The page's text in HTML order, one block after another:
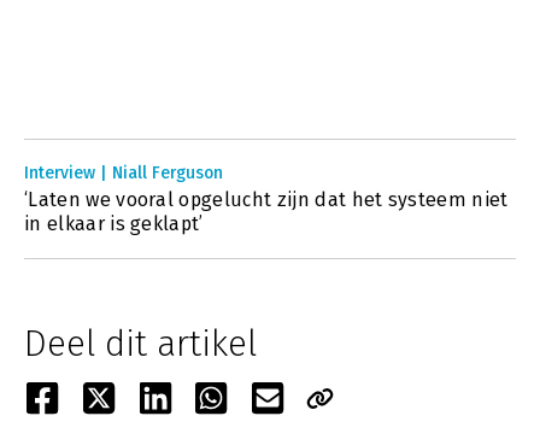
Interview | Niall Ferguson
‘Laten we vooral opgelucht zijn dat het systeem niet
in elkaar is geklapt’
Deel dit artikel